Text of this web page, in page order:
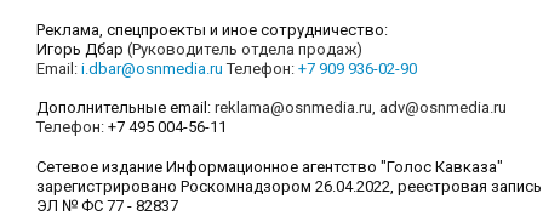
Реклама, спецпроекты и иное сотрудничество:
Игорь Дбар (Руководитель отдела продаж)
Email: i.dbar@osnmedia.ru Телефон: +7 909 936-02-90
Дополнительные email: reklama@osnmedia.ru, adv@osnmedia.ru
Телефон: +7 495 004-56-11
Сетевое издание Информационное агентство "Голос Кавказа"
зарегистрировано Роскомнадзором 26.04.2022, реестровая запись
ЭЛ № ФС 77 - 82837